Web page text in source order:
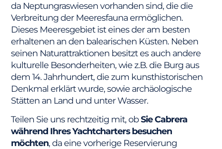
da Neptungraswiesen vorhanden sind, die die
Verbreitung der Meeresfauna ermöglichen.
Dieses Meeresgebiet ist eines der am besten
erhaltenen an den balearischen Küsten. Neben
seinen Naturattraktionen besitzt es auch andere
kulturelle Besonderheiten, wie z.B. die Burg aus
dem 14. Jahrhundert, die zum kunsthistorischen
Denkmal erklärt wurde, sowie archäologische
Stätten an Land und unter Wasser.
Teilen Sie uns rechtzeitig mit, obSie Cabrera
während Ihres Yachtcharters besuchen
möchten, da eine vorherige Reservierung